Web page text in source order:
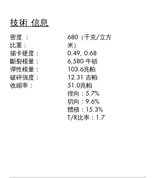
技術 信息
密度 ：
比重：
揚卡硬度：
斷裂模量：
彈性模量：
破碎強度：
收縮率：
680（千克/立方
米）
0.49, 0.68
6,580 牛頓
103.6兆帕
12.31 吉帕
51.0兆帕
徑向：5.7%
切向：9.6%
體積：15.3%
T/R比率：1.7